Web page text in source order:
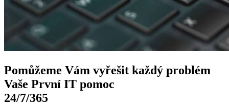
Pomůžeme Vám vyřešit každý problém
Vaše První IT pomoc
24/7/365